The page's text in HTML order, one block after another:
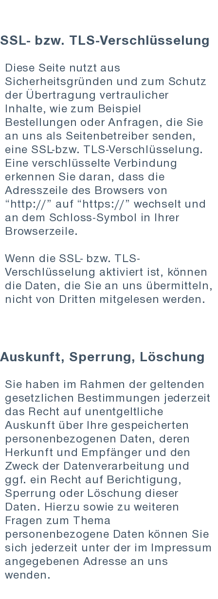
SSL- bzw. TLS-Verschlüsselung
Diese Seite nutzt aus
Sicherheitsgründen und zum Schutz
der Übertragung vertraulicher
Inhalte, wie zum Beispiel
Bestellungen oder Anfragen, die Sie
an uns als Seitenbetreiber senden,
eine SSL-bzw. TLS-Verschlüsselung.
Eine verschlüsselte Verbindung
erkennen Sie daran, dass die
Adresszeile des Browsers von
“http://” auf “https://” wechselt und
an dem Schloss-Symbol in Ihrer
Browserzeile.
Wenn die SSL- bzw. TLS-
Verschlüsselung aktiviert ist, können
die Daten, die Sie an uns übermitteln,
nicht von Dritten mitgelesen werden.
Auskunft, Sperrung, Löschung
Sie haben im Rahmen der geltenden
gesetzlichen Bestimmungen jederzeit
das Recht auf unentgeltliche
Auskunft über Ihre gespeicherten
personenbezogenen Daten, deren
Herkunft und Empfänger und den
Zweck der Datenverarbeitung und
ggf. ein Recht auf Berichtigung,
Sperrung oder Löschung dieser
Daten. Hierzu sowie zu weiteren
Fragen zum Thema
personenbezogene Daten können Sie
sich jederzeit unter der im Impressum
angegebenen Adresse an uns
wenden.